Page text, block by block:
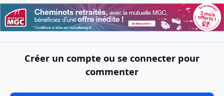
Créer un compte ou se connecter pour
commenter